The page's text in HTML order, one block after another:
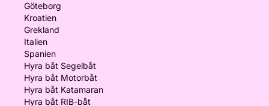
Göteborg
Kroatien
Grekland
Italien
Spanien
Hyra båt Segelbåt
Hyra båt Motorbåt
Hyra båt Katamaran
Hyra båt RIB-båt